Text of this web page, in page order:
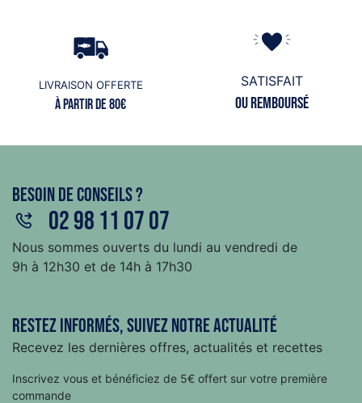
LIVRAISON OFFERTE
à partir de 80€
SATISFAIT
ou remboursé
Besoin de conseils ?
02 98 11 07 07
Nous sommes ouverts du lundi au vendredi de
9h à 12h30 et de 14h à 17h30
Restez informés, suivez notre actualité
Recevez les dernières offres, actualités et recettes
Inscrivez vous et bénéficiez de 5€ offert sur votre première
commande